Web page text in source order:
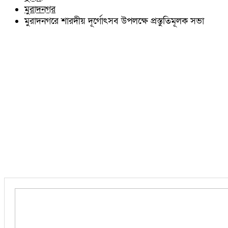
নাঙ্গলকোট
মনোহরগঞ্জ
মুরাদনগর
মুরাদনগরে শারদীয় দূর্গোৎসব উপলক্ষে প্রস্তুতিমূলক সভা